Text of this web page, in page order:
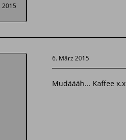
2015
6. März 2015
Mudäääh... Kaffee x.x